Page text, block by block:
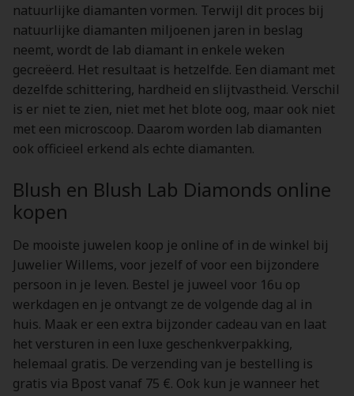
natuurlijke diamanten vormen. Terwijl dit proces bij
natuurlijke diamanten miljoenen jaren in beslag
neemt, wordt de lab diamant in enkele weken
gecreëerd. Het resultaat is hetzelfde. Een diamant met
dezelfde schittering, hardheid en slijtvastheid. Verschil
is er niet te zien, niet met het blote oog, maar ook niet
met een microscoop. Daarom worden lab diamanten
ook officieel erkend als echte diamanten.
Blush en Blush Lab Diamonds online
kopen
De mooiste juwelen koop je online of in de winkel bij
Juwelier Willems, voor jezelf of voor een bijzondere
persoon in je leven. Bestel je juweel voor 16u op
werkdagen en je ontvangt ze de volgende dag al in
huis. Maak er een extra bijzonder cadeau van en laat
het versturen in een luxe geschenkverpakking,
helemaal gratis. De verzending van je bestelling is
gratis via Bpost vanaf 75 €. Ook kun je wanneer het